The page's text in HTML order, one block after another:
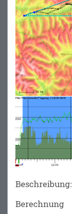
Beschreibung:
Berechnung